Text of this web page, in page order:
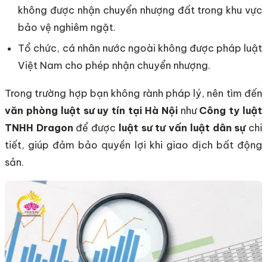
không được nhận chuyển nhượng đất trong khu vực
bảo vệ nghiêm ngặt.
Tổ chức, cá nhân nước ngoài không được pháp luật
Việt Nam cho phép nhận chuyển nhượng.
Trong trường hợp bạn không rành pháp lý, nên tìm đến
văn phòng luật sư uy tín tại Hà Nộinhư Công ty luật
TNHH Dragon để được luật sư tư vấn luật dân sựchi
tiết, giúp đảm bảo quyền lợi khi giao dịch bất động
sản.